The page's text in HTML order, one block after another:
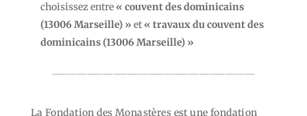
choisissez entre « couvent des dominicains
(13006 Marseille) » et « travaux ducouvent des
dominicains (13006 Marseille) »
La Fondation des Monastères est une fondation